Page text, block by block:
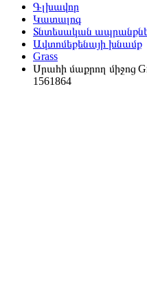
Գլխավոր
Կատալոգ
Տնտեսական
Ավտոմեքենայի խնամք
Grass
Սրահի մաքրող միջոց
1561864